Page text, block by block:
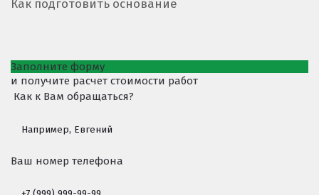
Как подготовить основание
Заполните форму
и получите расчет стоимости работ
Как к Вам обращаться?
Ваш номер телефона